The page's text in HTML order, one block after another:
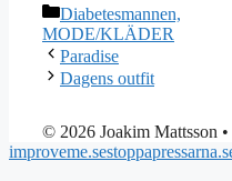
Kategorier
Diabetesmannen,
MODE/KLÄDER
Paradise
Dagens outfit
© 2026 Joakim Mattsson
improveme.se